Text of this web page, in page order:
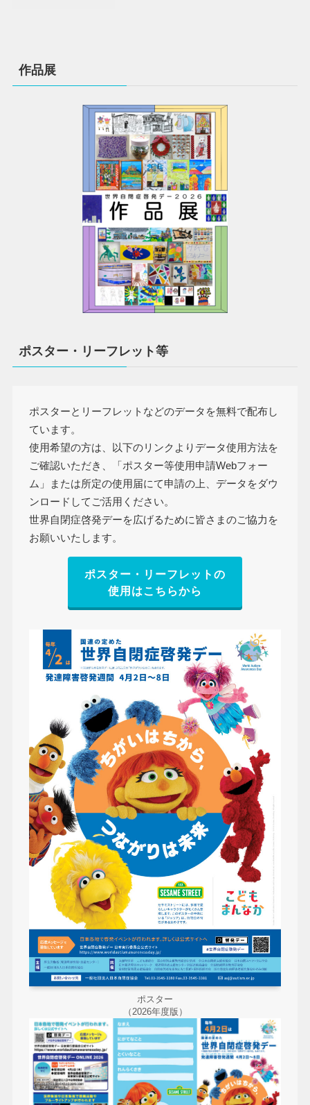
作品展
ポスター・リーフレット等
ポスターとリーフレットなどのデータを無料で配布し
ています。
使用希望の方は、以下のリンクよりデータ使用方法を
ご確認いただき、「ポスター等使用申請Webフォー
ム」または所定の使用届にて申請の上、データをダウ
ンロードしてご活用ください。
世界自閉症啓発デーを広げるために皆さまのご協力を
お願いいたします。
ポスター・リーフレットの
使用はこちらから
ポスター
（2026年度版）